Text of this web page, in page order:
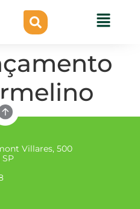
Villares, 500